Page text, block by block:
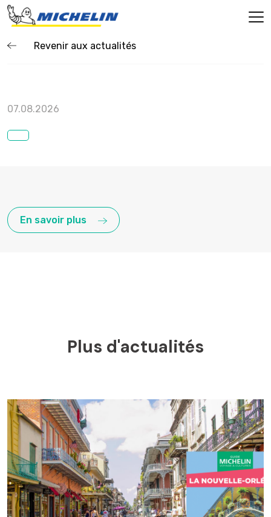
Revenir aux actualités
07.08.2026
En savoir plus
Plus d'actualités